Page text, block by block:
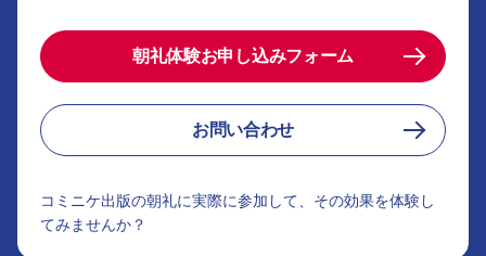
朝礼体験お申し込みフォーム
お問い合わせ
コミニケ出版の朝礼に実際に参加して、その効果を体験し
てみませんか？